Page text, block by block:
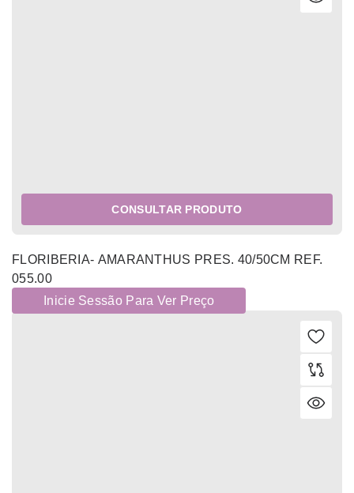
CONSULTAR PRODUTO
FLORIBERIA- AMARANTHUS PRES. 40/50CM REF.
055.00
Inicie Sessão Para Ver Preço